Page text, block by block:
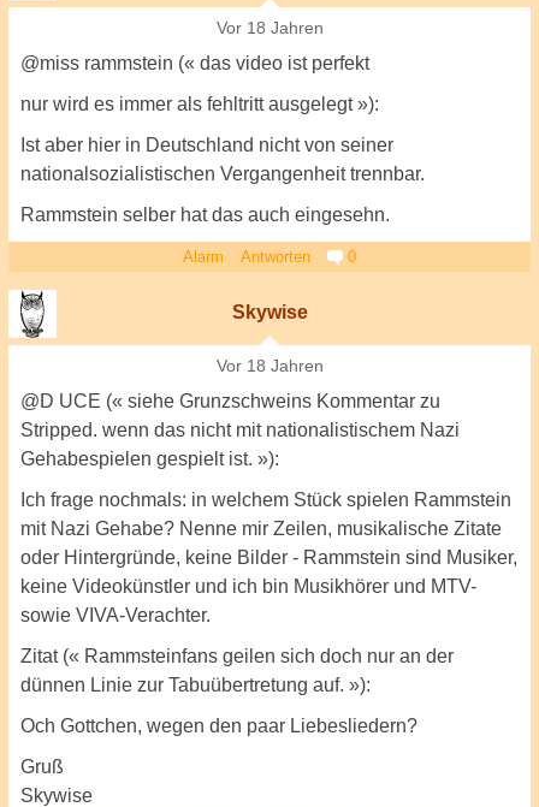
Vor 18 Jahren
@miss rammstein (« das video ist perfekt
nur wird es immer als fehltritt ausgelegt »):
Ist aber hier in Deutschland nicht von seiner
nationalsozialistischen Vergangenheit trennbar.
Rammstein selber hat das auch eingesehn.
Alarm Antworten 0
Skywise
Vor 18 Jahren
@D UCE (« siehe Grunzschweins Kommentar zu
Stripped. wenn das nicht mit nationalistischem Nazi
Gehabespielen gespielt ist. »):
Ich frage nochmals: in welchem Stück spielen Rammstein
mit Nazi Gehabe? Nenne mir Zeilen, musikalische Zitate
oder Hintergründe, keine Bilder - Rammstein sind Musiker,
keine Videokünstler und ich bin Musikhörer und MTV-
sowie VIVA-Verachter.
Zitat (« Rammsteinfans geilen sich doch nur an der
dünnen Linie zur Tabuübertretung auf. »):
Och Gottchen, wegen den paar Liebesliedern?
Gruß
Skywise